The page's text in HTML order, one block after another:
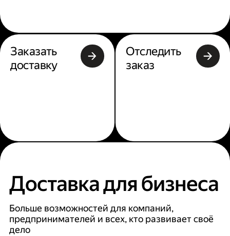
Заказать
доставку
Отследить
заказ
Доставка для бизнеса
Больше возможностей для компаний,
предпринимателей и всех, кто развивает своё
дело